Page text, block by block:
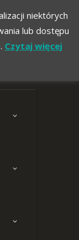
niektórych
lub dostępu
Czytaj więcej